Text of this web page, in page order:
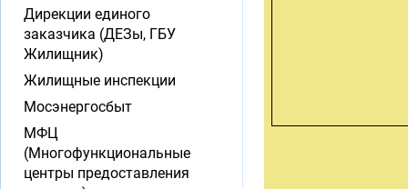
Дирекции единого
заказчика (ДЕЗы, ГБУ
Жилищник)
Жилищные инспекции
Мосэнергосбыт
МФЦ
(Многофункциональные
центры предоставления